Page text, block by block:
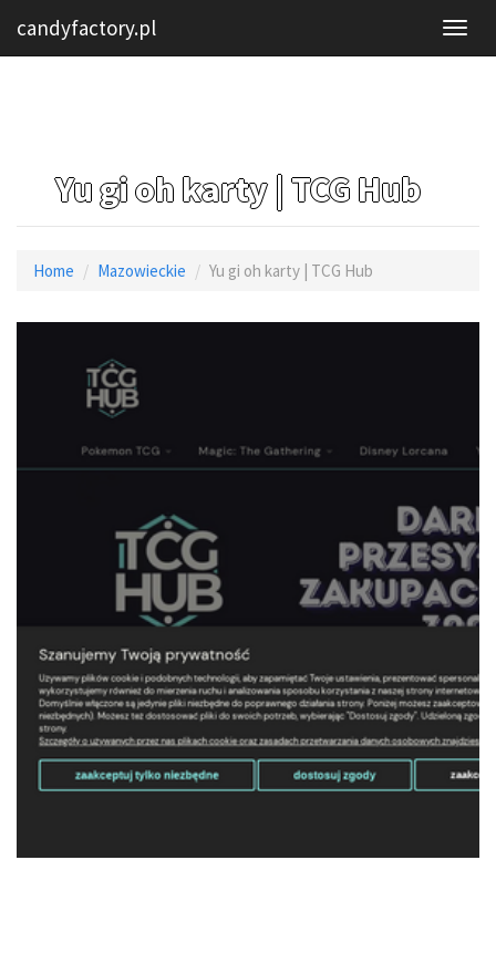
candyfactory.pl
Yu gi oh karty | TCG Hub
Home Mazowieckie Yu gi oh karty | TCG Hub